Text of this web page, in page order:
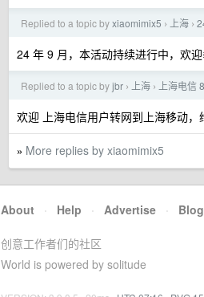
Replied to a topic byxiaomimix5 › 上海 ›
24 年 9 月，本活动持续进行中，欢迎
Replied to a topic byjbr › 上海 › 上海电信
欢迎 上海电信用户转网到上海移动，
» More replies by xiaomimix5
About · Help · Advertise · Blog
创意工作者们的社区
World is powered by solitude